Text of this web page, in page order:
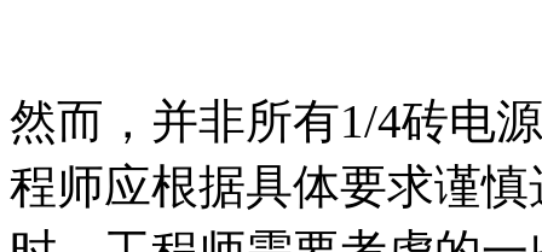
然而，并非所有1/4砖电
程师应根据具体要求谨